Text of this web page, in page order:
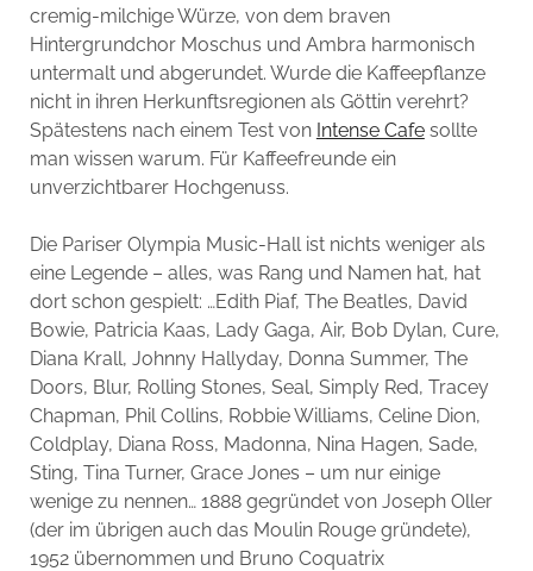
cremig-milchige Würze, von dem braven
Hintergrundchor Moschus und Ambra harmonisch
untermalt und abgerundet. Wurde die Kaffeepflanze
nicht in ihren Herkunftsregionen als Göttin verehrt?
Spätestens nach einem Test von Intense Cafesollte
man wissen warum. Für Kaffeefreunde ein
unverzichtbarer Hochgenuss.
Die Pariser Olympia Music-Hall ist nichts weniger als
eine Legende – alles, was Rang und Namen hat, hat
dort schon gespielt: …Edith Piaf, The Beatles, David
Bowie, Patricia Kaas, Lady Gaga, Air, Bob Dylan, Cure,
Diana Krall, Johnny Hallyday, Donna Summer, The
Doors, Blur, Rolling Stones, Seal, Simply Red, Tracey
Chapman, Phil Collins, Robbie Williams, Celine Dion,
Coldplay, Diana Ross, Madonna, Nina Hagen, Sade,
Sting, Tina Turner, Grace Jones – um nur einige
wenige zu nennen… 1888 gegründet von Joseph Oller
(der im übrigen auch das Moulin Rouge gründete),
1952 übernommen und Bruno Coquatrix